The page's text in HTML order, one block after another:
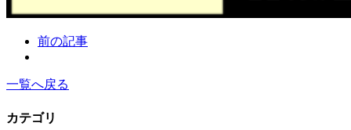
前の記事
一覧へ戻る
カテゴリ